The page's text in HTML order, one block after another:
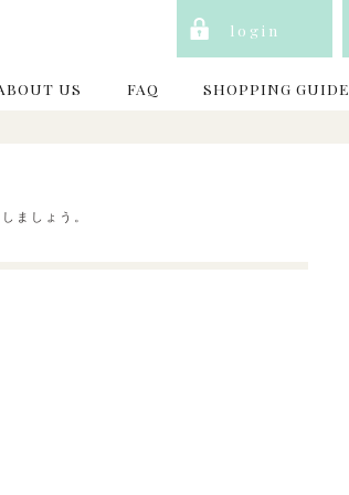
login
US FAQ SHOPPING GUIDE
ましょう。